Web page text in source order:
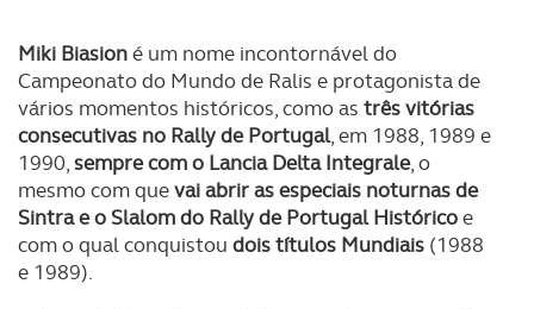
Miki Biasioné um nome incontornável do
Campeonato do Mundo de Ralis e protagonista de
vários momentos históricos, como as três vitórias
consecutivas no Rally de Portugal, em 1988, 1989 e
1990,sempre com o Lancia Delta Integrale, o
mesmo com quevai abrir as especiais noturnas de
Sintra e o Slalom do Rally de Portugal Históricoe
com o qual conquistou dois títulos Mundiais (1988
e 1989).